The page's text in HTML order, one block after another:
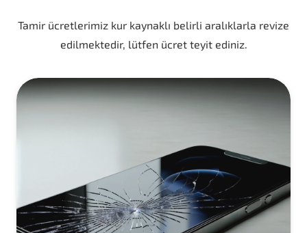
Tamir ücretlerimiz kur kaynaklı belirli aralıklarla revize
edilmektedir, lütfen ücret teyit ediniz.